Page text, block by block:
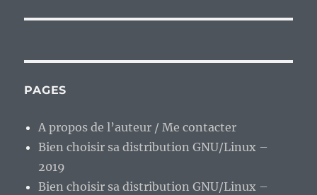
PAGES
A propos de l’auteur / Me contacter
Bien choisir sa distribution GNU/Linux –
2019
Bien choisir sa distribution GNU/Linux –